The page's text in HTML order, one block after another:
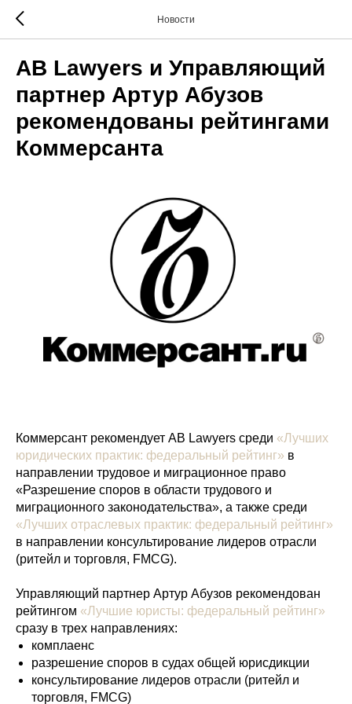
Новости
AB Lawyers и Управляющий
партнер Артур Абузов
рекомендованы рейтингами
Коммерсанта
Коммерсант рекомендует AB Lawyers среди «Лучших
юридических практик: федеральный рейтинг» в
направлении трудовое и миграционное право
«Разрешение споров в области трудового и
миграционного законодательства», а также среди
«Лучших отраслевых практик: федеральный рейтинг»
в направлении консультирование лидеров отрасли
(ритейл и торговля, FMCG).
Управляющий партнер Артур Абузов рекомендован
рейтингом «Лучшие юристы: федеральный рейтинг»
сразу в трех направлениях:
комплаенс
разрешение споров в судах общей юрисдикции
консультирование лидеров отрасли (ритейл и
торговля, FMCG)